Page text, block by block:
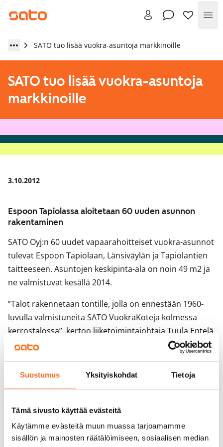
Suostumus Yksityiskohdat Tietoja
Tämä sivusto käyttää evästeitä
Käytämme evästeitä muun muassa tarjoamamme
sisällön ja mainosten räätälöimiseen, sosiaalisen median
SATO tuo lisää vuokra-asuntoja markkinoille
SATO tuo lisää vuokra-asuntoja
markkinoille
3.10.2012
Espoon Tapiolassa aloitetaan 60 uuden asunnon
rakentaminen
SATO Oyj:n 60 uudet vapaarahoitteiset vuokra-asunnot
tulevat Espoon Tapiolaan, Länsiväylän ja Tapiolantien
taitteeseen. Asuntojen keskipinta-ala on noin 49 m2 ja
ne valmistuvat kesällä 2014.
”Talot rakennetaan tontille, jolla on ennestään 1960-
luvulla valmistuneita SATO VuokraKoteja kolmessa
kerrostalossa”, kertoo liiketoimintajohtaja Tuula Entelä
SATOsta. ”Kaavamuutoksen ansiosta pystymme
palvelujen viereen. Uudet rakennukset istuvat hyvin
autotalleja myöten”, Entelä jatkaa. ”Asemakaavoitusta
olisi hyvä kehittää
täydennysrakentamismahdollisuuksien lisäämiseksi”.